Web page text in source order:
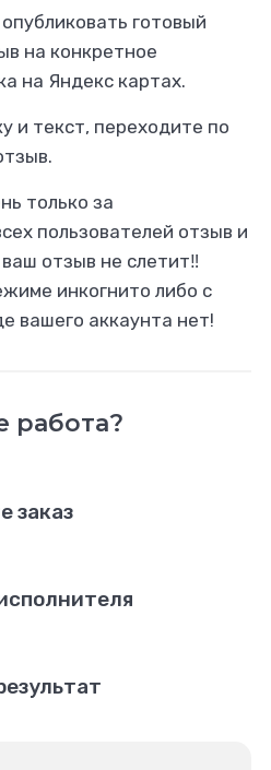
готовый
на конкретное
на Яндекс картах.
и текст, переходите по
только за
пользователей отзыв и
отзыв не слетит‼️
инкогнито либо с
вашего аккаунта нет!
работа?
заказ